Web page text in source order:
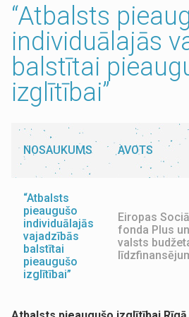
“Atbalsts
individuālajās
balstītai
izglītībai”
NOSAUKUMS AVOTS
“Atbalsts
pieaugušo
individuālajās
vajadzībās
balstītai
pieaugušo
izglītībai”
Eiropas
fonda Plus un
valsts